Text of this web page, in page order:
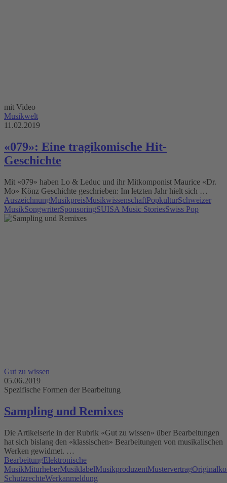
mit Video
Musikwelt
11.02.2019
«079»: Eine tragikomische Hit-
Geschichte
Mit «079» haben Lo & Leduc und ihr Mitkomponist Maurice «Dr.
Mo» Könz Geschichte geschrieben: Im letzten Jahr hielt sich …
AuszeichnungMusikpreisMusikwissenschaftPopkulturSchweizer
MusikSongwriterSponsoringSUISA Music StoriesSwiss Pop
Gut zu wissen
05.06.2019
Spezifische Formen der Bearbeitung
Sampling und Remixes
Die Artikelserie in der Rubrik «Gut zu wissen» über Bearbeitungen
hat sich bislang den «klassischen» Bearbeitungen von musikalischen
Werken gewidmet. …
BearbeitungElektronische
MusikMiturheberMusiklabelMusikproduzentMustervertrag
SchutzrechteWerkanmeldung